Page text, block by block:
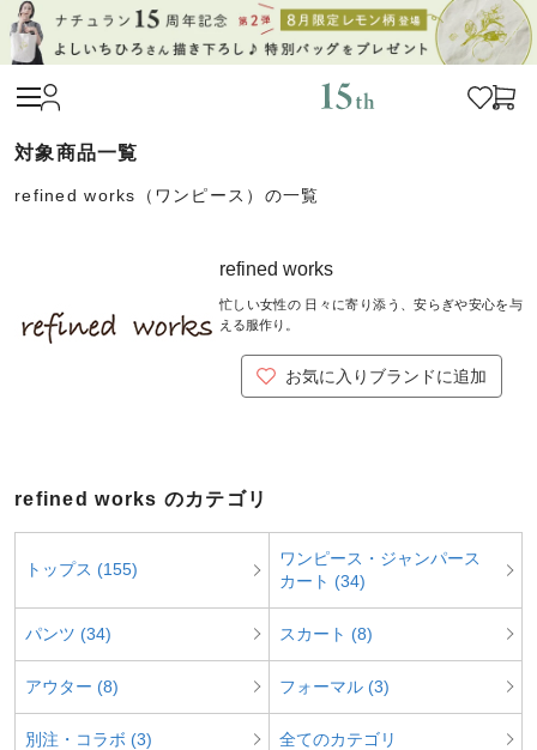
refined works（ワンピース）の一覧
refined works
忙しい女性の 日々に寄り添う、安らぎや安心を与
える服作り。
お気に入りブランドに追加
refined works のカテゴリ
トップス (155)
ワンピース・ジャンパース
カート (34)
パンツ (34) スカート (8)
アウター (8) フォーマル (3)
別注・コラボ (3) 全てのカテゴリ